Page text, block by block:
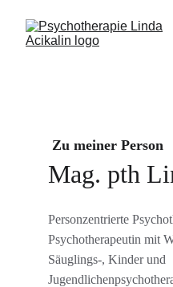
Mag. pth
Personzentrierte
Psychotherapeutin mit
Säuglings-, Kinder und
Zu meiner Person